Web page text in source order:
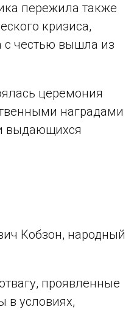
пережила также
кризиса,
с честью вышла из
церемония
наградами
выдающихся
Кобзон, народный
проявленные
в условиях,